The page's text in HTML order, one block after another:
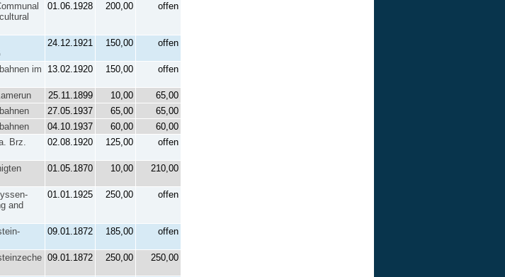
01.06.1928 200,00 offen
24.12.1921 150,00 offen
im
13.02.1920 150,00 offen
25.11.1899 10,00
65,00
27.05.1937 65,00
65,00
04.10.1937 60,00
60,00
Brz.
02.08.1920 125,00 offen
01.05.1870 10,00 210,00
and
01.01.1925 250,00 offen
09.01.1872 185,00 offen
09.01.1872 250,00 250,00